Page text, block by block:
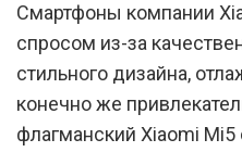
Цены на
Mi5 в
Смартфоны компании
спросом из-за
стильного дизайна,
конечно же
флагманский Xiaomi